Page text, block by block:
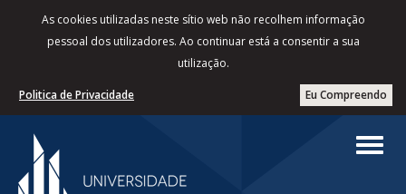
As cookies utilizadas neste sítio web não recolhem informação
pessoal dos utilizadores. Ao continuar está a consentir a sua
utilização.
Eu Compreendo
Politica de Privacidade